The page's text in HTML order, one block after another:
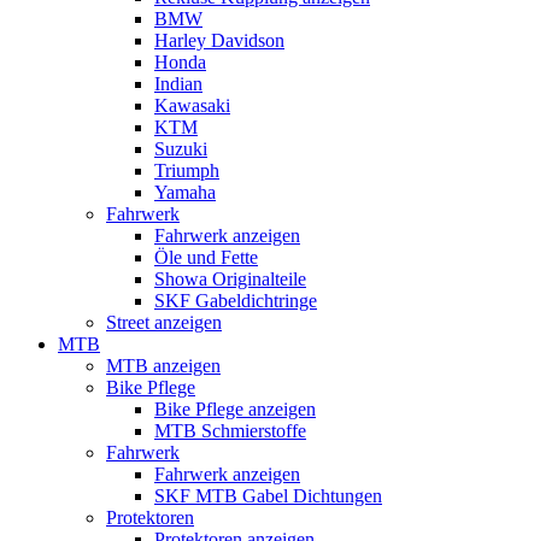
BMW
Harley Davidson
Honda
Indian
Kawasaki
KTM
Suzuki
Triumph
Yamaha
Fahrwerk
Fahrwerk anzeigen
Öle und Fette
Showa Originalteile
SKF Gabeldichtringe
Street anzeigen
MTB
MTB anzeigen
Bike Pflege
Bike Pflege anzeigen
MTB Schmierstoffe
Fahrwerk
Fahrwerk anzeigen
SKF MTB Gabel Dichtungen
Protektoren